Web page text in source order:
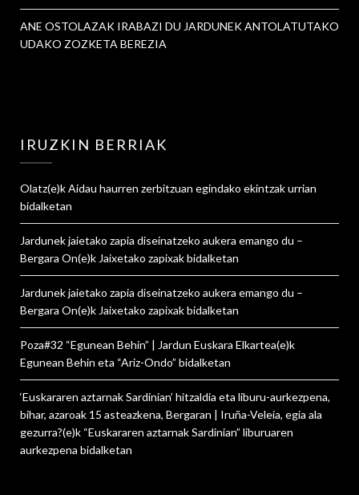
ANE OSTOLAZAK IRABAZI DU JARDUNEK ANTOLATUTAKO
UDAKO ZOZKETA BEREZIA
IRUZKIN BERRIAK
Olatz(e)kAidau haurren zerbitzuan egindako ekintzak urrian
bidalketan
Jardunek jaietako zapia diseinatzeko aukera emango du –
Bergara On(e)k Jaixetako zapixakbidalketan
Jardunek jaietako zapia diseinatzeko aukera emango du –
Bergara On(e)k Jaixetako zapixakbidalketan
Poza#32 “Egunean Behin” | Jardun Euskara Elkartea(e)k
Egunean Behin eta “Ariz-Ondo” bidalketan
‘Euskararen aztarnak Sardinian’ hitzaldia eta liburu-aurkezpena,
bihar, azaroak 15 asteazkena, Bergaran | Iruña-Veleia, egia ala
gezurra?(e)k “Euskararen aztarnak Sardinian” liburuaren
aurkezpena bidalketan